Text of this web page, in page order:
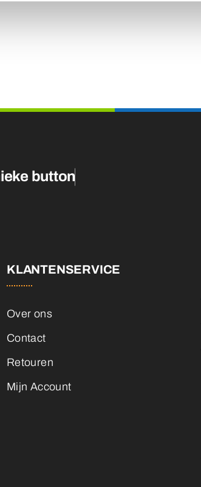
KLANTENSERVICE
Over ons
Contact
Retouren
Mijn Account